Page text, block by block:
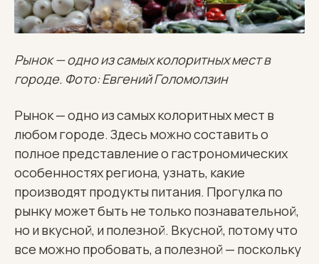
Рынок — одно из самых колоритных мест в
городе. Фото: Евгений Голомолзин
Рынок — одно из самых колоритных мест в
любом городе. Здесь можно составить о
полное представление о гастрономических
особенностях региона, узнать, какие
производят продукты питания. Прогулка по
рынку может быть не только познавательной,
но и вкусной, и полезной. Вкусной, потому что
все можно пробовать, а полезной — поскольку